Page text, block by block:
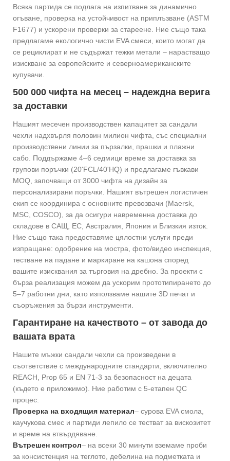
Всяка партида се подлага на изпитване за динамично
огъване, проверка на устойчивост на приплъзване (ASTM
F1677) и ускорени проверки за стареене. Ние също така
предлагаме екологично чисти EVA смеси, които могат да
се рециклират и не съдържат тежки метали – нарастващо
изискване за европейските и северноамериканските
купувачи.
500 000 чифта на месец – надеждна верига
за доставки
Нашият месечен производствен капацитет за сандали
чехли надхвърля половин милион чифта, със специални
производствени линии за пързалки, прашки и плажни
сабо. Поддържаме 4–6 седмици време за доставка за
групови поръчки (20'FCL/40'HQ) и предлагаме гъвкави
MOQ, започващи от 3000 чифта на дизайн за
персонализирани поръчки. Нашият вътрешен логистичен
екип се координира с основните превозвачи (Maersk,
MSC, COSCO), за да осигури навременна доставка до
складове в САЩ, ЕС, Австралия, Япония и Близкия изток.
Ние също така предоставяме цялостни услуги преди
изпращане: одобрение на мостра, фото/видео инспекция,
тестване на падане и маркиране на кашона според
вашите изисквания за търговия на дребно. За проекти с
бърза реализация можем да ускорим прототипирането до
5–7 работни дни, като използваме нашите 3D печат и
съоръжения за бързи инструменти.
Гарантиране на качеството – от завода до
вашата врата
Нашите мъжки сандали чехли са произведени в
съответствие с международните стандарти, включително
REACH, Prop 65 и EN 71-3 за безопасност на децата
(където е приложимо). Ние работим с 5-етапен QC
процес:
Проверка на входящия материал– сурова EVA смола,
каучукова смес и партиди лепило се тестват за вискозитет
и време на втвърдяване.
Вътрешен контрол– на всеки 30 минути вземаме проби
за консистенция на теглото, дебелина на подметката и